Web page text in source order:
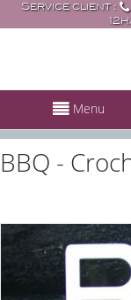
Service client :
Menu
BBQ -